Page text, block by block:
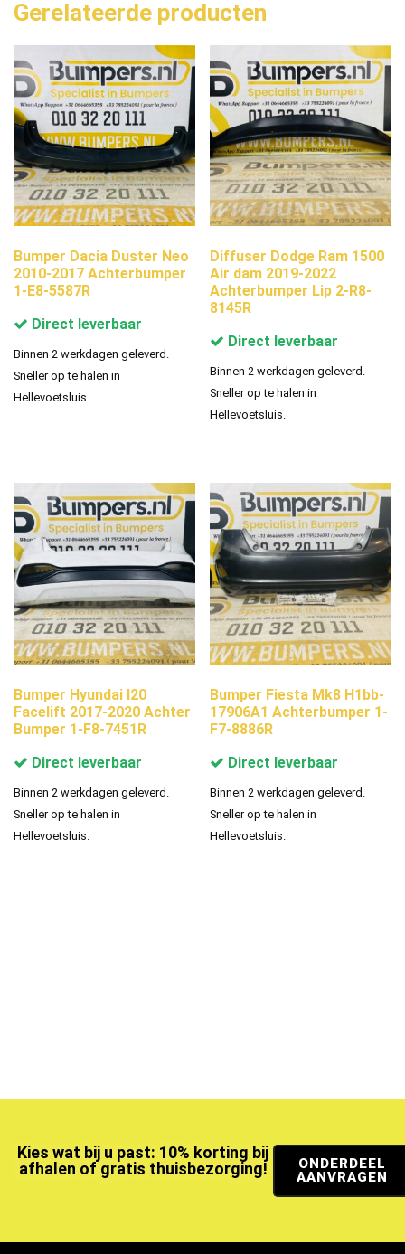
Gerelateerde producten
Bumper Dacia Duster Neo
2010-2017 Achterbumper
1-E8-5587R
Direct leverbaar
Binnen 2 werkdagen geleverd.
Sneller op te halen in
Hellevoetsluis.
Diffuser Dodge Ram 1500
Air dam 2019-2022
Achterbumper Lip 2-R8-
8145R
Direct leverbaar
Binnen 2 werkdagen geleverd.
Sneller op te halen in
Hellevoetsluis.
Bumper Hyundai I20
Facelift 2017-2020 Achter
Bumper 1-F8-7451R
Direct leverbaar
Binnen 2 werkdagen geleverd.
Sneller op te halen in
Hellevoetsluis.
Bumper Fiesta Mk8 H1bb-
17906A1 Achterbumper 1-
F7-8886R
Direct leverbaar
Binnen 2 werkdagen geleverd.
Sneller op te halen in
Hellevoetsluis.
Kies wat bij u past: 10% korting bij
afhalen of gratis thuisbezorging!
ONDERDEEL
AANVRAGEN